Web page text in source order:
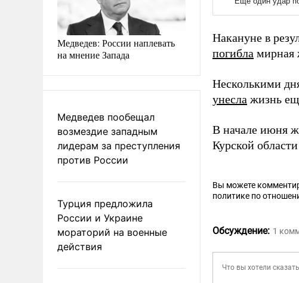
Медведев: России наплевать
на мнение Запада
Медведев пообещал
возмездие западным
лидерам за преступления
против России
Турция предложила
России и Украине
мораторий на военные
действия
Накануне в
погибла мирная
Несколькими
унесла жизнь
В начале июня
Курской области
Вы можете
политике по
Обсуждение: 1